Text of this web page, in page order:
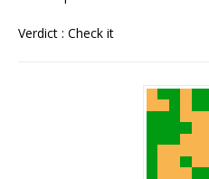
Verdict : Check it